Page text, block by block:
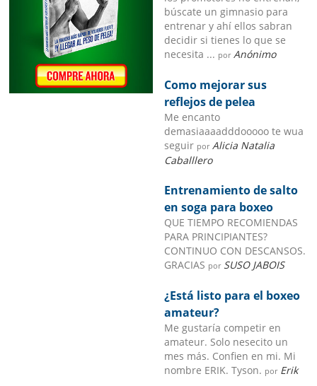
búscate un gimnasio para
entrenar y ahí ellos sabran
decidir si tienes lo que se
necesita ... por Anónimo
Como mejorar sus
reflejos de pelea
Me encanto
demasiaaaadddooooo te wua
seguir por Alicia Natalia
Caballlero
Entrenamiento de salto
en soga para boxeo
QUE TIEMPO RECOMIENDAS
PARA PRINCIPIANTES?
CONTINUO CON DESCANSOS.
GRACIAS por SUSO JABOIS
¿Está listo para el boxeo
amateur?
Me gustaría competir en
amateur. Solo nesecito un
mes más. Confien en mi. Mi
nombre ERIK. Tyson. por Erik